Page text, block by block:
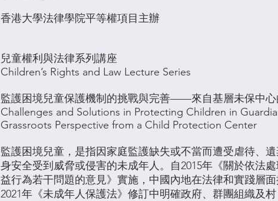
香港大學法律學院平等權項目主辦
兒童權利與法律系列講座
Children’s Rights and Law Lecture Series
監護困境兒童保護機制的挑戰與完善——來自基層未保中心
Challenges and Solutions in Protecting Children in
Grassroots Perspective from a Child Protection Center
監護困境兒童，是指因家庭監護缺失或不當而遭受虐待、
身安全受到威脅或侵害的未成年人。自2015年《關於依法
益行為若干問題的意見》實施，中國內地在法律和實踐層
2021年《未成年人保護法》修訂中明確政府、群團組織及